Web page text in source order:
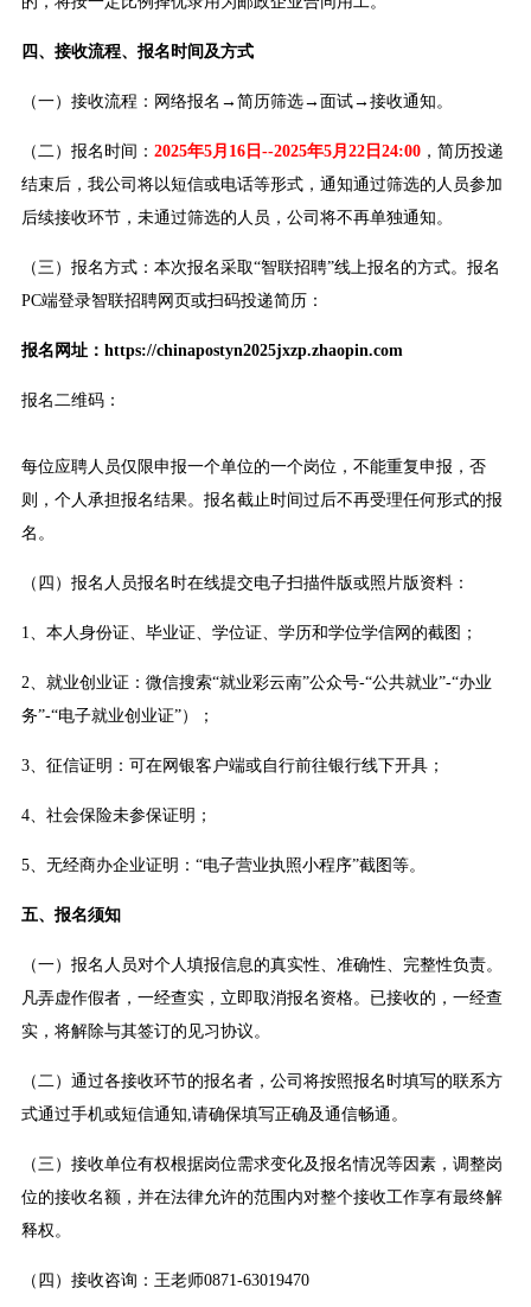
四、接收流程、报名时间及方式
（一）接收流程：网络报名→简历筛选→面试→接收通知。
（二）报名时间： 2025年5月16日--2025年5月22日24:00，简历投递
结束后，我公司将以短信或电话等形式，通知通过筛选的人员参加
后续接收环节，未通过筛选的人员，公司将不再单独通知。
（三）报名方式：本次报名采取“智联招聘”线上报名的方式。报名
PC端登录智联招聘网页或扫码投递简历：
报名网址：https://chinapostyn2025jxzp.zhaopin.com
报名二维码：
每位应聘人员仅限申报一个单位的一个岗位，不能重复申报，否
则，个人承担报名结果。报名截止时间过后不再受理任何形式的报
名。
（四）报名人员报名时在线提交电子扫描件版或照片版资料：
1、本人身份证、毕业证、学位证、学历和学位学信网的截图；
2、就业创业证：微信搜索“就业彩云南”公众号-“公共就业”-“办业
务”-“电子就业创业证”）；
3、征信证明：可在网银客户端或自行前往银行线下开具；
4、社会保险未参保证明；
5、无经商办企业证明：“电子营业执照小程序”截图等。
五、报名须知
（一）报名人员对个人填报信息的真实性、准确性、完整性负责。
凡弄虚作假者，一经查实，立即取消报名资格。已接收的，一经查
实，将解除与其签订的见习协议。
（二）通过各接收环节的报名者，公司将按照报名时填写的联系方
式通过手机或短信通知,请确保填写正确及通信畅通。
（三）接收单位有权根据岗位需求变化及报名情况等因素，调整岗
位的接收名额，并在法律允许的范围内对整个接收工作享有最终解
释权。
（四）接收咨询：王老师0871-63019470